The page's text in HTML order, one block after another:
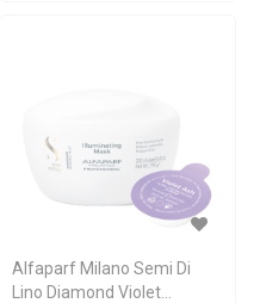
Alfaparf Milano Semi Di
Lino Diamond Violet